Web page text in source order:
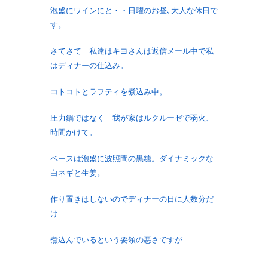
泡盛にワインにと・・日曜のお昼､大人な休日で
す。
さてさて 私達はキヨさんは返信メール中で私
はディナーの仕込み。
コトコトとラフティを煮込み中。
圧力鍋ではなく 我が家はルクルーゼで弱火、
時間かけて。
ベースは泡盛に波照間の黒糖。ダイナミックな
白ネギと生姜。
作り置きはしないのでディナーの日に人数分だ
け
煮込んでいるという要領の悪さですが